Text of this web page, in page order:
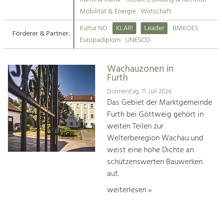
Suche
Impressum
Kontakt
Tourismus
Angebotsentwicklung und
Kunst & Kultur
Handwerk, Wissenschaft und Forschung.
Soziales, Bildung &
Identität
Gleichberechtigung, Jugend und
Integration
Mobilität & Energie
Klimawandel, öffentlicher Verkehr und
Mobilität & Energie Wirtschaft
Förderer & Partner:
Kultur NÖ KLAR! Leader
BMKOES
Europadiplom UNESCO
Wachauzonen in
Furth
Donnerstag, 11. Juli 2024
Das Gebiet der Marktgemeinde
Furth bei Göttweig gehört in
weiten Teilen zur
Welterberegion Wachau und
weist eine hohe Dichte an
schützenswerten Bauwerken
auf.
weiterlesen »